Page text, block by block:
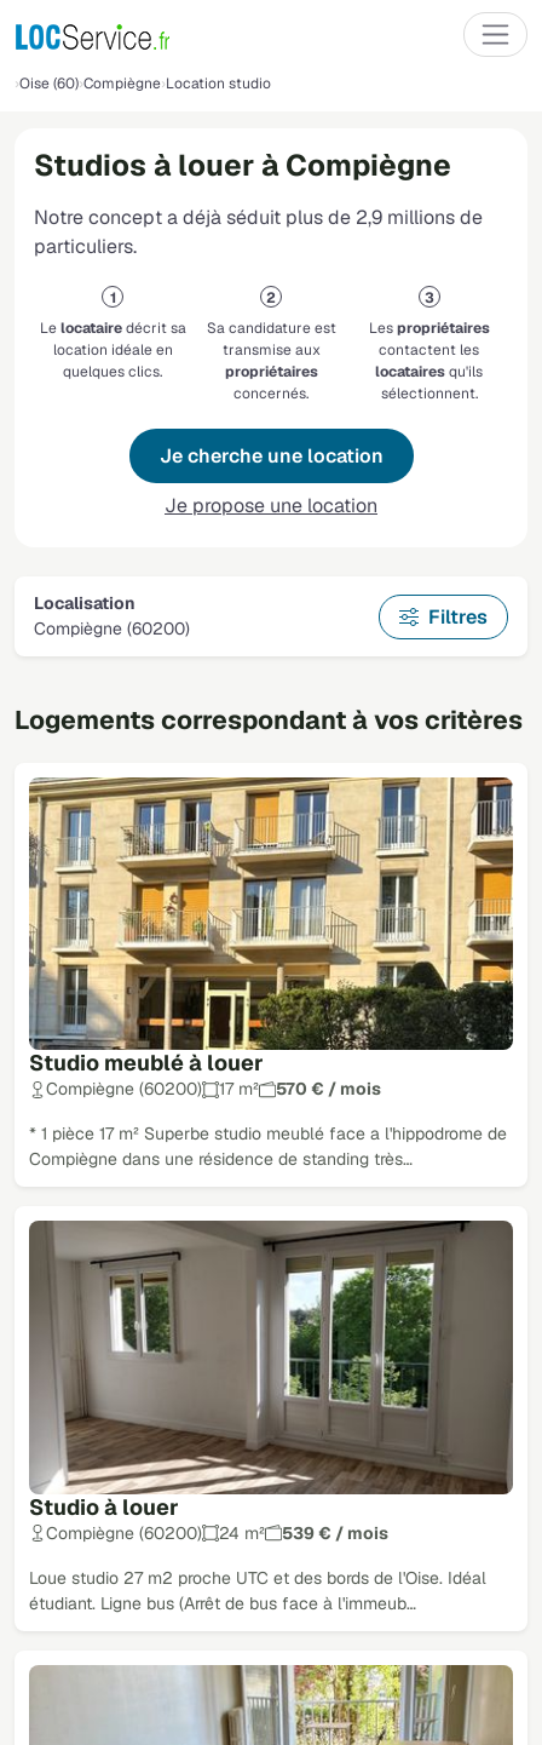
Oise (60) Compiègne Location studio
Studios à louer à Compiègne
Notre concept a déjà séduit plus de 2,9 millions de
particuliers.
Lelocatairedécrit sa
location idéale en
quelques clics.
Sa candidature est
transmise aux
propriétaires
concernés.
Lespropriétaires
contactent les
locatairesqu'ils
sélectionnent.
Je cherche une location
Je propose une location
Localisation
Compiègne (60200)
Filtres
Logements correspondant à vos critères
Studio meublé à louer
Compiègne (60200) 17 m² 570 € / mois
* 1 pièce 17 m² Superbe studio meublé face a l'hippodrome de
Compiègne dans une résidence de standing très…
Studio à louer
Compiègne (60200) 24 m² 539 € / mois
Loue studio 27 m2 proche UTC et des bords de l'Oise. Idéal
étudiant. Ligne bus (Arrêt de bus face à l'immeub…